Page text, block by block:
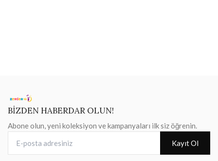
BİZDEN HABERDAR OLUN!
Abone olun, yeni koleksiyon ve kampanyaları ilk siz öğrenin.
Kayıt Ol